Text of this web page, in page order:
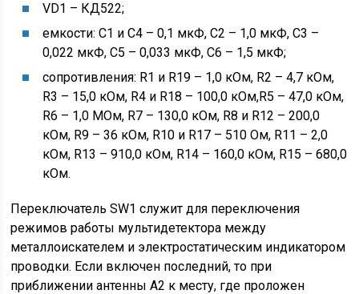
VD1 – КД522;
емкости: С1 и С4 – 0,1 мкФ, С2 – 1,0 мкФ, С3 –
0,022 мкФ, С5 – 0,033 мкФ, С6 – 1,5 мкФ;
сопротивления: R1 и R19 – 1,0 кОм, R2 – 4,7 кОм,
R3 – 15,0 кОм, R4 и R18 – 100,0 кОм,R5 – 47,0 кОм,
R6 – 1,0 МОм, R7 – 130,0 кОм, R8 и R12 – 200,0
кОм, R9 – 36 кОм, R10 и R17 – 510 Ом, R11 – 2,0
кОм, R13 – 910,0 кОм, R14 – 160,0 кОм, R15 – 680,0
кОм.
Переключатель SW1 служит для переключения
режимов работы мультидетектора между
металлоискателем и электростатическим индикатором
проводки. Если включен последний, то при
приближении антенны А2 к месту, где проложен